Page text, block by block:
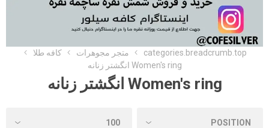
categories.breadcrumb.top متجر مجوهرات
کافه طلا
Women's ring انگشتر زنانه
Women's ring انگشتر زنانه